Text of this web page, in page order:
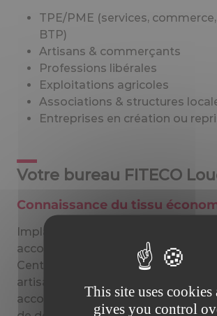
TPE/PME (services,
BTP)
Artisans & commerçants
Professions libérales
Exploitations agricoles
Associations & structures
Entreprises en création ou
Votre bureau FITECO
Connaissance du tissu
Implantés à Loudéac, nous
accompagnement aux réalités
Centre Bretagne : agriculture,
artisanat, commerce, transport et
accompagnons les dirigeants dans
This site uses cookies
gives you control
Téléchargez
votre guide